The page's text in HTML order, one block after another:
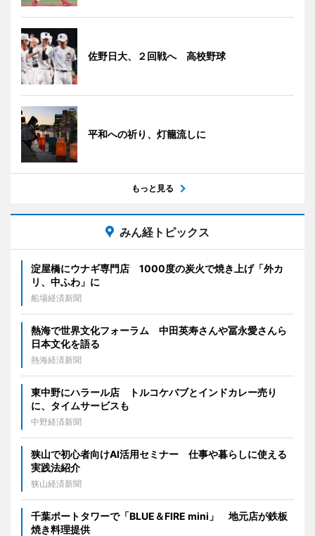
佐野日大、２回戦へ 高校野球
平和への祈り、灯籠流しに
もっと見る
みん経トピックス
淀屋橋にウナギ専門店 1000度の炭火で焼き上げ「外カ
リ、中ふわ」に
船場経済新聞
熱海で世界文化フォーラム 中田英寿さんや冨永愛さんら
日本文化を語る
熱海経済新聞
東中野にハラール店 トルコケバブとインドカレー売り
に、タイムサービスも
中野経済新聞
狭山で初心者向けAI活用セミナー 仕事や暮らしに使える
実践法紹介
狭山経済新聞
千葉ポートタワーで「BLUE＆FIRE mini」 地元店が鉄板
焼き料理提供